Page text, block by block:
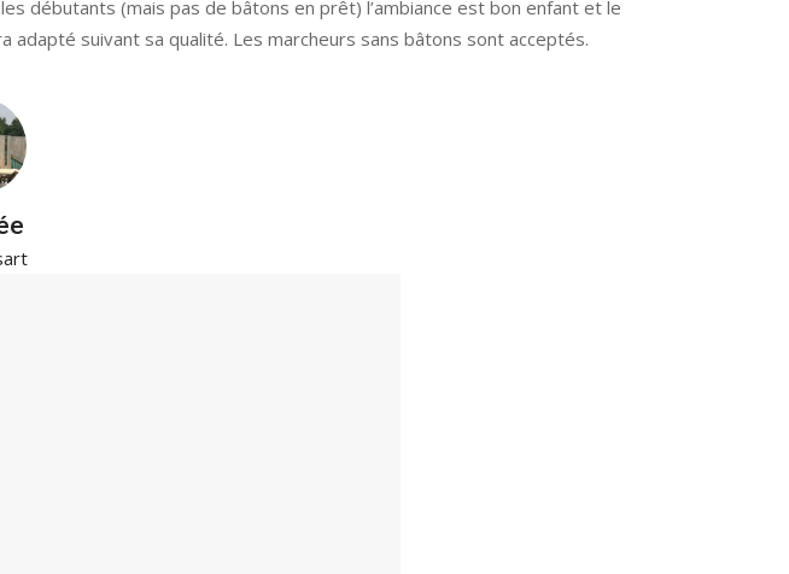
débutants (mais pas de bâtons en prêt) l’ambiance est bon enfant et le
suivant sa qualité. Les marcheurs sans bâtons sont acceptés.